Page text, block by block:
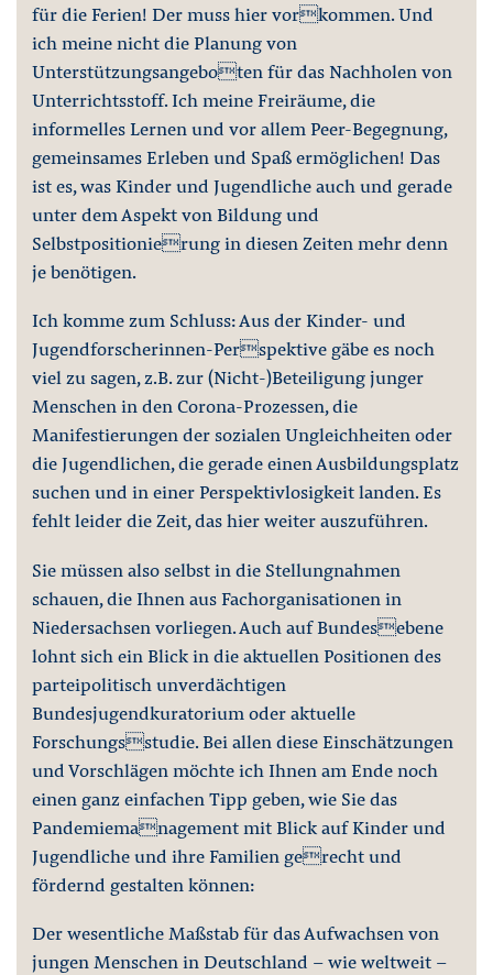
für die Ferien! Der muss hier vorkommen. Und
ich meine nicht die Planung von
Unterstützungsangeboten für das Nachholen von
Unterrichtsstoff. Ich meine Freiräume, die
informelles Lernen und vor allem Peer-Begegnung,
gemeinsames Erleben und Spaß ermöglichen! Das
ist es, was Kinder und Jugendliche auch und gerade
unter dem Aspekt von Bildung und
Selbstpositionierung in diesen Zeiten mehr denn
je benötigen.
Ich komme zum Schluss: Aus der Kinder- und
Jugendforscherinnen-Perspektive gäbe es noch
viel zu sagen, z.B. zur (Nicht-)Beteiligung junger
Menschen in den Corona-Prozessen, die
Manifestierungen der sozialen Ungleichheiten oder
die Jugendlichen, die gerade einen Ausbildungsplatz
suchen und in einer Perspektivlosigkeit landen. Es
fehlt leider die Zeit, das hier weiter auszuführen.
Sie müssen also selbst in die Stellungnahmen
schauen, die Ihnen aus Fachorganisationen in
Niedersachsen vorliegen. Auch auf Bundesebene
lohnt sich ein Blick in die aktuellen Positionen des
parteipolitisch unverdächtigen
Bundesjugendkuratorium oder aktuelle
Forschungsstudie. Bei allen diese Einschätzungen
und Vorschlägen möchte ich Ihnen am Ende noch
einen ganz einfachen Tipp geben, wie Sie das
Pandemiemanagement mit Blick auf Kinder und
Jugendliche und ihre Familien gerecht und
fördernd gestalten können:
Der wesentliche Maßstab für das Aufwachsen von
jungen Menschen in Deutschland – wie weltweit –